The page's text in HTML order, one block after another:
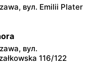
1976 Roku 6
вул. Emilii Plater
вул.
116/122